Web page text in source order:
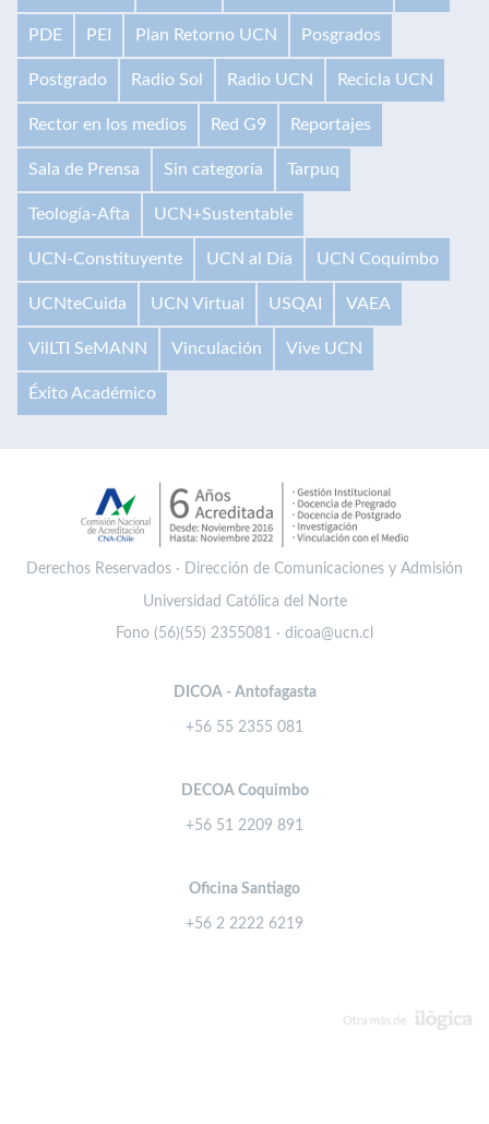
PDE PEI Plan Retorno UCN Posgrados
Postgrado Radio Sol Radio UCN Recicla UCN
Rector en los medios Red G9 Reportajes
Sala de Prensa Sin categoría Tarpuq
Teología-Afta UCN+Sustentable
UCN-Constituyente UCN al Día UCN Coquimbo
UCNteCuida UCN Virtual USQAI VAEA
VilLTI SeMANN Vinculación Vive UCN
Éxito Académico
Derechos Reservados · Dirección de Comunicaciones y Admisión
Universidad Católica del Norte
Fono (56)(55) 2355081 · dicoa@ucn.cl
DICOA - Antofagasta
+56 55 2355 081
DECOA Coquimbo
+56 51 2209 891
Oficina Santiago
+56 2 2222 6219